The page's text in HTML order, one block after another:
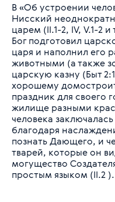
В «Об устроении
Нисский
царем (II.1-2, IV, V.1-2
Бог подготовил
царя и наполнил его
животными (а также
царскую казну (Быт
хорошему
праздник для своего
жилище разными
человека
благодаря
познать Дающего, и
тварей, которые он
могущество
простым языком (II.2